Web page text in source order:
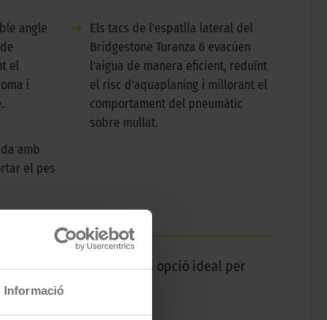
Informació
angle
el
i
➜
Els tacs de l'espatlla lateral del
Bridgestone Turanza 6 evacúen
l'aigua de manera eficient, reduïnt
el risc d'aquaplaning i millorant el
comportament del pneumàtic
sobre mullat.
amb
el pes
vehicles elèctrics. Es una opció ideal per